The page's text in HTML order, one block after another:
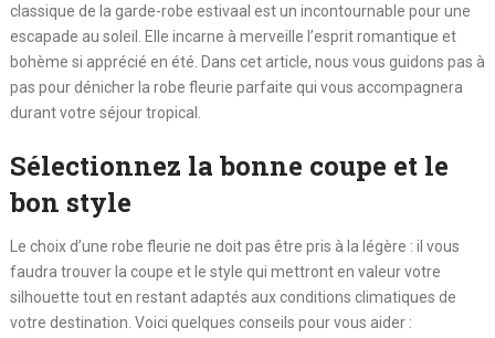
classique de la garde-robe estivaal est un incontournable pour une
escapade au soleil. Elle incarne à merveille l’esprit romantique et
bohème si apprécié en été. Dans cet article, nous vous guidons pas à
pas pour dénicher la robe fleurie parfaite qui vous accompagnera
durant votre séjour tropical.
Sélectionnez la bonne coupe et le
bon style
Le choix d’une robe fleurie ne doit pas être pris à la légère : il vous
faudra trouver la coupe et le style qui mettront en valeur votre
silhouette tout en restant adaptés aux conditions climatiques de
votre destination. Voici quelques conseils pour vous aider :